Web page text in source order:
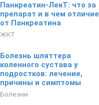
Панкреатин-ЛекТ: что за
препарат и в чем отличие
от Панкреатина
ЖКТ
Болезнь шляттера
коленного сустава у
подростков: лечение,
причины и симптомы
Болезни